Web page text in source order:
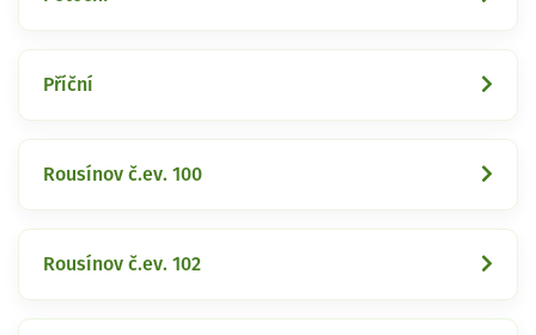
Příční
Rousínov č.ev. 100
Rousínov č.ev. 102